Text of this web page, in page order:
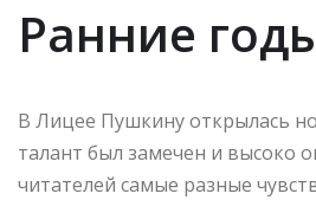
Ранние
В Лицее Пушкину открылась
талант был замечен и высоко
читателей самые разные